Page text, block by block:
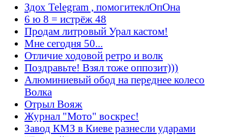
Здох Telegram , помогитеклОпОна
6 ю 8 = истрёж 48
Продам литровый Урал кастом!
Мне сегодня 50...
Отличие ходовой ретро и волк
Поздравьте! Взял тоже оппозит)))
Алюминиевый обод на переднее колесо
Волка
Отрыл Вояж
Журнал "Мото" воскрес!
Завод КМЗ в Киеве разнесли ударами